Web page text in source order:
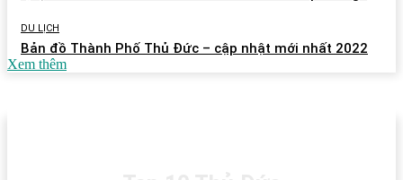
DU LỊCH
Bản đồ Thành Phố Thủ Đức – cập nhật mới nhất 2022
Xem thêm